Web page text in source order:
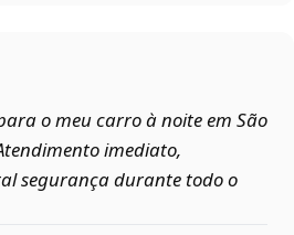
o meu carro à noite em São
imediato,
segurança durante todo o